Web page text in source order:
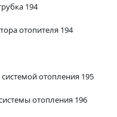
194
отопителя 194
отопления 195
отопления 196